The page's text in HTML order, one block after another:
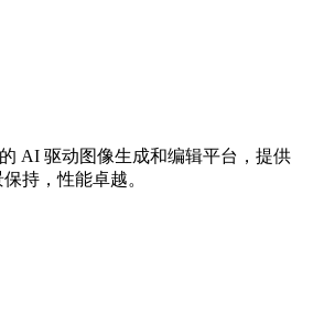
AI 驱动图像生成和编辑平台，提供
持，性能卓越。